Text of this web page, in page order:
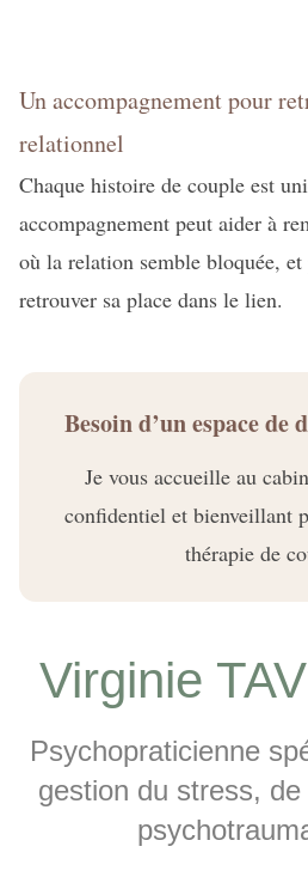
Un accompagnement pour
relationnel
Chaque histoire de couple est
accompagnement peut aider à
où la relation semble bloquée,
retrouver sa place dans le lien.
Besoin d’un espace de
Je vous accueille au
confidentiel et bienveillant
thérapie de
Virginie
Psychopraticienne
gestion du stress, de